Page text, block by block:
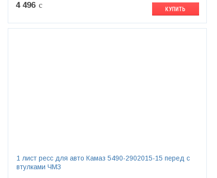
4 496 c КУПИТЬ
1 лист ресс для авто Камаз 5490-2902015-15 перед с
втулками ЧМЗ